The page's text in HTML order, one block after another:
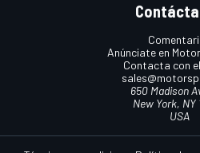
Anúnciate en
Contacta con
650 Madison
New York, NY
USA